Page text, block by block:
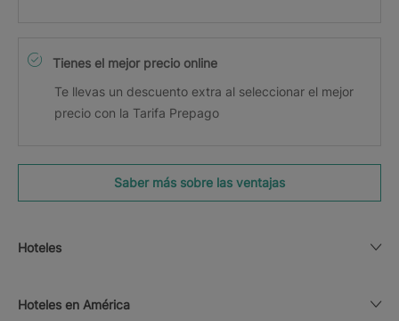
Tienes el mejor precio online
Te llevas un descuento extra al seleccionar el mejor
precio con la Tarifa Prepago
Saber más sobre las ventajas
Hoteles
Hoteles en América